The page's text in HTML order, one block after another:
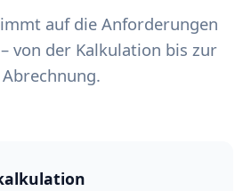
auf die Anforderungen
von der Kalkulation bis zur
Abrechnung.